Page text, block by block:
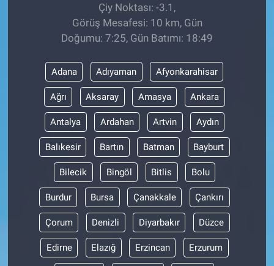
Çiy Noktası: -3.1,
Görüş Mesafesi: 10 km, Gün
Doğumu: 7:25, Gün Batımı: 18:49
Adana Adıyaman Afyonkarahisar
Ağrı Aksaray Amasya Ankara
Antalya Ardahan Artvin Aydın
Balıkesir Bartın Batman Bayburt
Bilecik Bingöl Bitlis Bolu
Burdur Bursa Çanakkale Çankırı
Çorum Denizli Diyarbakır Düzce
Edirne Elazığ Erzincan Erzurum